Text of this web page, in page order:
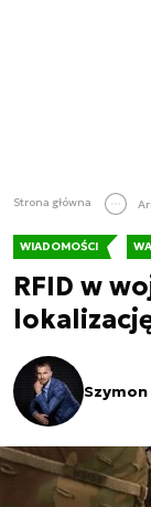
Strona główna
WIADOMOŚCI
RFID w